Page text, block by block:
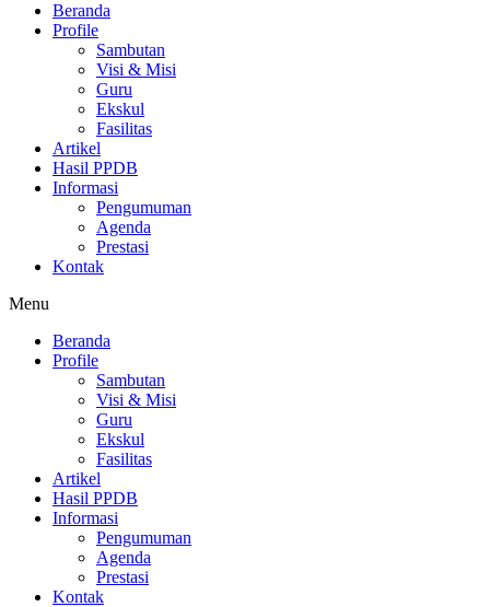
Beranda
Profile
Sambutan
Visi & Misi
Guru
Ekskul
Fasilitas
Artikel
Hasil PPDB
Informasi
Pengumuman
Agenda
Prestasi
Kontak
Menu
Beranda
Profile
Sambutan
Visi & Misi
Guru
Ekskul
Fasilitas
Artikel
Hasil PPDB
Informasi
Pengumuman
Agenda
Prestasi
Kontak